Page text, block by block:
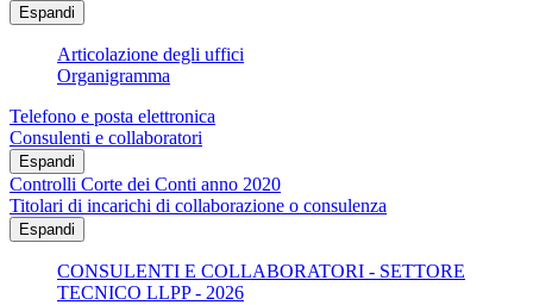
Espandi
Articolazione degli uffici
Organigramma
Telefono e posta elettronica
Consulenti e collaboratori
Espandi
Controlli Corte dei Conti anno 2020
Titolari di incarichi di collaborazione o consulenza
Espandi
CONSULENTI E COLLABORATORI - SETTORE
TECNICO LLPP - 2026